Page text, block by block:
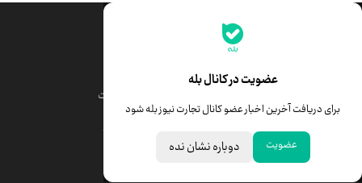
عضویت در کانال بله
برای دریافت آخرین اخبار عضو کانال تجارت نیوز بله شود
عضویت دوباره نشان نده
جدیدترین قیمت‌ها
قیمت درهم امارات
خبرهای مهم